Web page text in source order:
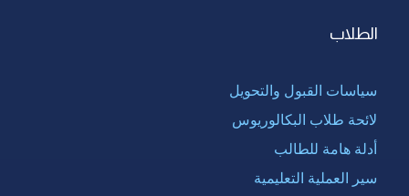
الطلاب
سياسات القبول والتحويل
لائحة طلاب البكالوريوس
أدلة هامة للطالب
سير العملية التعليمية